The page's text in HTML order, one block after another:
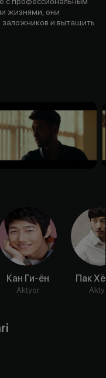
жизнями, они
заложников и вытащить
Кан Ги-ён
Aktyor
Пак